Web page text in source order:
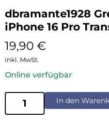
dbramante1928
iPhone 16 Pro
19,90 €
inkl. MwSt.
Online verfügbar
In den